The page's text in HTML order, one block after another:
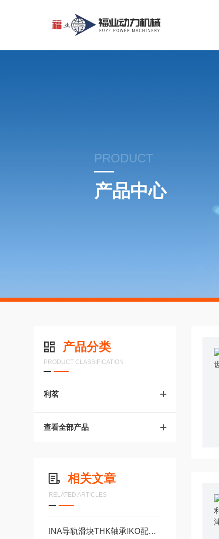
PRODUCT
产品中心
产品分类
PRODUCT CLASSIFICATION
利茗
查看全部产品
相关文章
RELATED ARTICLES
INA导轨滑块THK轴承IKO配件SBC线轨福业自动化选型